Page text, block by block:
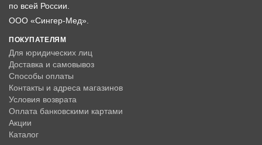
по всей России.
ООО «Сингер-Мед».
ПОКУПАТЕЛЯМ
Для юридических лиц
Доставка и самовывоз
Способы оплаты
Контакты и адреса магазинов
Условия возврата
Оплата банковскими картами
Акции
Каталог